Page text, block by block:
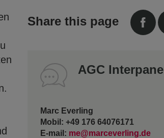
Share this page
AGC Interpane
Marc Everling
Mobil: +49 176 64076171
E-mail: me@marceverling.de